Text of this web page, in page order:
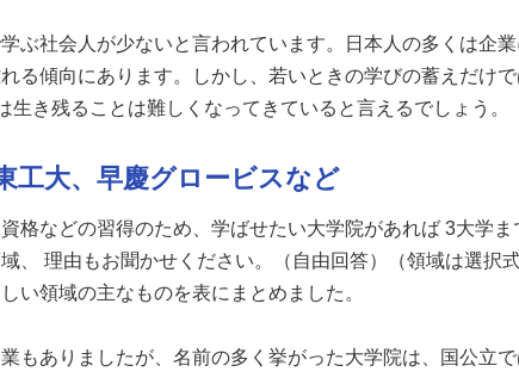
ぶ社会人が少ないと言われています。日本人の多くは企
る傾向にあります。しかし、若いときの学びの蓄えだけで
生き残ることは難しくなってきていると言えるでしょう。
工大、早慶グロービスなど
格などの習得のため、学ばせたい大学院があれば 3大学ま
、 理由もお聞かせください。（自由回答）（領域は選択式
い領域の主なものを表にまとめました。
もありましたが、名前の多く挙がった大学院は、国公立